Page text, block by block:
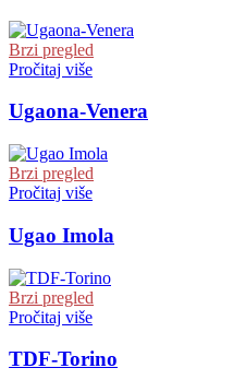
Brzi pregled
Pročitaj više
Ugaona-Venera
Brzi pregled
Pročitaj više
Ugao Imola
Brzi pregled
Pročitaj više
TDF-Torino